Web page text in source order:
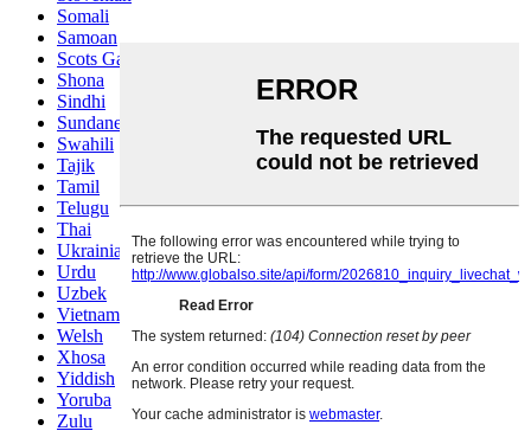
Somali
Samoan
Scots Gaelic
Shona
Sindhi
Sundanese
Swahili
Tajik
Tamil
Telugu
Thai
Ukrainian
Urdu
Uzbek
Vietnamese
Welsh
Xhosa
Yiddish
Yoruba
Zulu